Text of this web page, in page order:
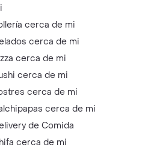
cerca de mi
cerca de mi
cerca de mi
cerca de mi
cerca de mi
cerca de mi
de Comida
cerca de mi